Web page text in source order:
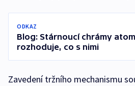
ODKAZ
Blog: Stárnoucí chrámy
rozhoduje, co s nimi
Zavedení tržního mechanismu